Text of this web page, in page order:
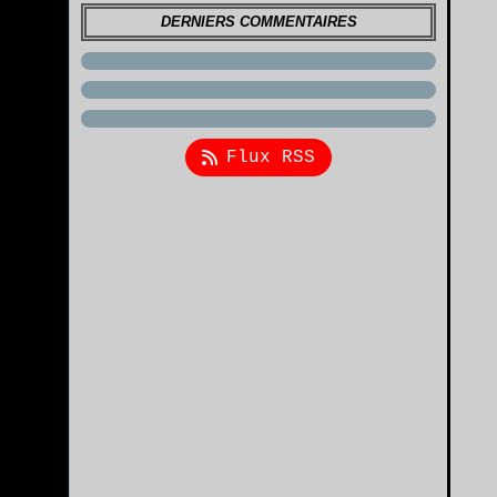
DERNIERS COMMENTAIRES
Flux RSS